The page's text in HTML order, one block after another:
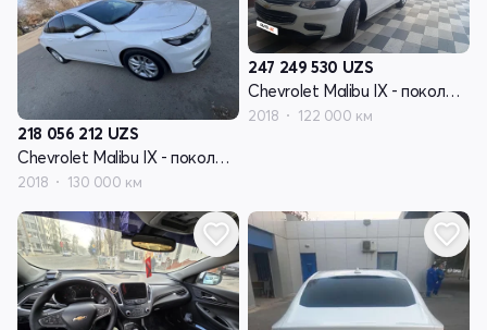
218 056 212 UZS
Chevrolet Malibu IX - поколение
2018 130 000 км
247 249 530 UZS
Chevrolet Malibu IX - поколение
2018 122 000 км